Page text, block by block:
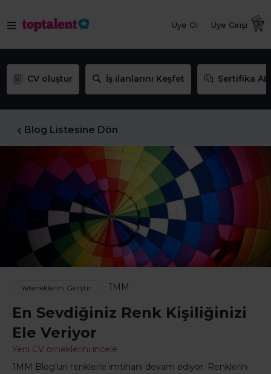
Üye Ol Üye Girişi
CV oluştur İş ilanlarını Keşfet Sertifika AL
Blog Listesine Dön
Yeteneklerini Geliştir 1MM
En Sevdiğiniz Renk Kişiliğinizi
Ele Veriyor
Yeni CV örneklerini incele
1MM Blog’un renklerle imtihanı devam ediyor. Renklerin